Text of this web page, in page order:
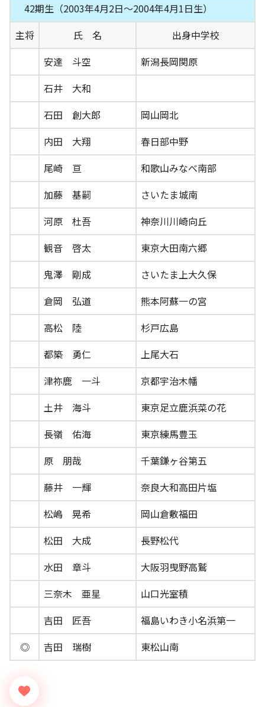
42期生（2003年4月2日～2004年4月1日生）
主将
氏 名
出身中学校
安達 斗空
新潟長岡関原
石井 大和
石田 創大郎
岡山岡北
内田 大翔
春日部中野
尾崎 亘
和歌山みなべ南部
加藤 基嗣
さいたま城南
河原 杜吾
神奈川川崎向丘
観音 啓太
東京大田南六郷
鬼澤 剛成
さいたま上大久保
倉岡 弘道
熊本阿蘇一の宮
高松 陸
杉戸広島
都築 勇仁
上尾大石
津祢鹿 一斗
京都宇治木幡
土井 海斗
東京足立鹿浜菜の花
長嶺 佑海
東京練馬豊玉
原 朋哉
千葉鎌ヶ谷第五
藤井 一輝
奈良大和高田片塩
松嶋 晃希
岡山倉敷福田
松田 大成
長野松代
水田 章斗
大阪羽曳野高鷲
三奈木 亜星
山口光室積
吉田 匠吾
福島いわき小名浜第一
◎
吉田 瑞樹 東松山南